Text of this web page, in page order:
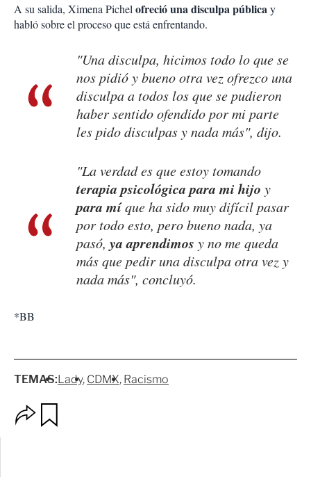
A su salida, Ximena Pichelofreció una disculpa públicay
habló sobre el proceso que está enfrentando.
"Una disculpa, hicimos todo lo que se
nos pidió y bueno otra vez ofrezco una
disculpa a todos los que se pudieron
haber sentido ofendido por mi parte
les pido disculpas y nada más", dijo.
"La verdad es que estoy tomando
terapia psicológica para mi hijo y
para míque ha sido muy difícil pasar
por todo esto, pero bueno nada, ya
pasó, ya aprendimos y no me queda
más que pedir una disculpa otra vez y
nada más", concluyó.
*BB
TEMAS:Lady CDMX Racismo